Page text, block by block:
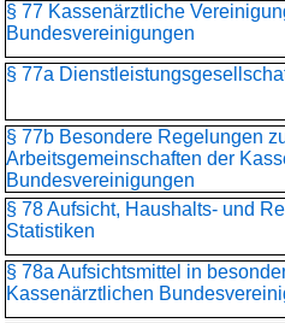
§ 77 Kassenärztliche
Bundesvereinigungen
§ 77a
§ 77b Besondere Regelungen
Arbeitsgemeinschaften der
Bundesvereinigungen
§ 78 Aufsicht, Haushalts- und
Statistiken
§ 78a Aufsichtsmittel in
Kassenärztlichen